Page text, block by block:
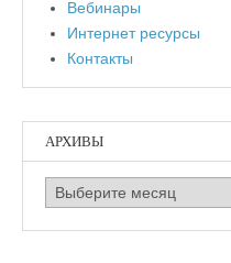
Вебинары
Интернет ресурсы
Контакты
АРХИВЫ
Архивы